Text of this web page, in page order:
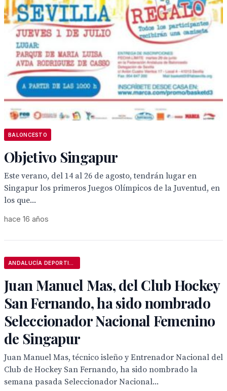
BALONCESTO
Objetivo Singapur
Este verano, del 14 al 26 de agosto, tendrán lugar en
Singapur los primeros Juegos Olímpicos de la Juventud, en
los que...
hace 16 años
Juan Manuel Mas, del Club Hockey
San Fernando, ha sido nombrado
Seleccionador Nacional Femenino
de Singapur
Juan Manuel Mas, técnico isleño y Entrenador Nacional del
Club de Hockey San Fernando, ha sido nombrado la
semana pasada Seleccionador Nacional...